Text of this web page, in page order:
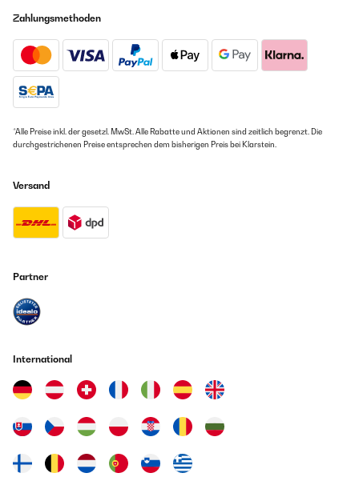
Zahlungsmethoden
*Alle Preise inkl. der gesetzl. MwSt. Alle Rabatte und Aktionen sind zeitlich begrenzt. Die
durchgestrichenen Preise entsprechen dem bisherigen Preis bei Klarstein.
Versand
Partner
International